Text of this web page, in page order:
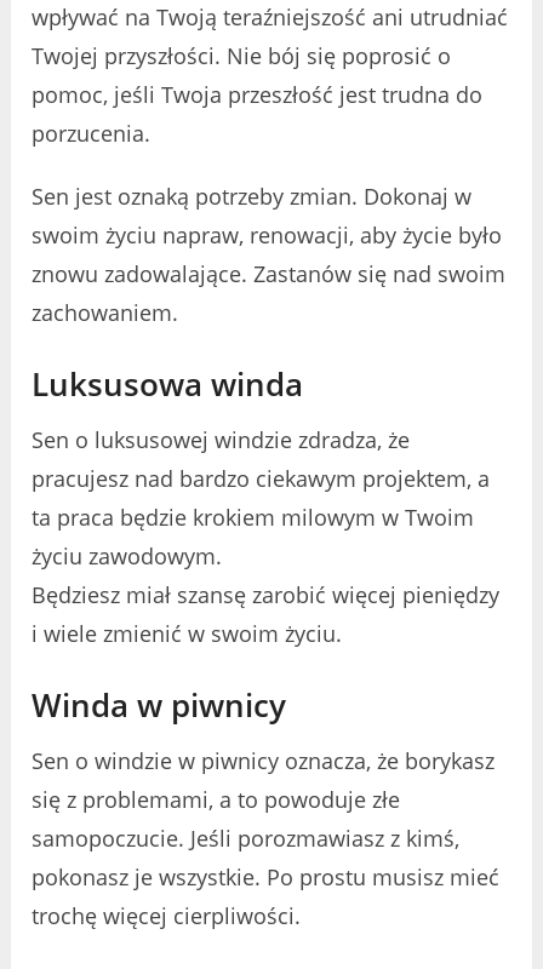
wpływać na Twoją teraźniejszość ani utrudniać
Twojej przyszłości. Nie bój się poprosić o
pomoc, jeśli Twoja przeszłość jest trudna do
porzucenia.
Sen jest oznaką potrzeby zmian. Dokonaj w
swoim życiu napraw, renowacji, aby życie było
znowu zadowalające. Zastanów się nad swoim
zachowaniem.
Luksusowa winda
Sen o luksusowej windzie zdradza, że ​​
pracujesz nad bardzo ciekawym projektem, a
ta praca będzie krokiem milowym w Twoim
życiu zawodowym.
Będziesz miał szansę zarobić więcej pieniędzy
i wiele zmienić w swoim życiu.
Winda w piwnicy
Sen o windzie w piwnicy oznacza, że ​​borykasz
się z problemami, a to powoduje złe
samopoczucie. Jeśli porozmawiasz z kimś,
pokonasz je wszystkie. Po prostu musisz mieć
trochę więcej cierpliwości.